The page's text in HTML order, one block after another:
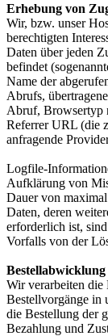
Erhebung von
Wir, bzw. unser
berechtigten
Daten über jeden
befindet
Name der
Abrufs,
Abruf, Browsertyp
Referrer URL (die
anfragende
Logfile-
Aufklärung von
Dauer von
Daten, deren
erforderlich ist,
Vorfalls von der
Wir verarbeiten die
Bestellvorgänge in
die Bestellung der
Bezahlung und